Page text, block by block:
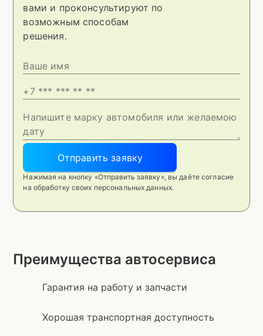
вами и проконсультируют по
возможным способам
решения.
Отправить заявку
Нажимая на кнопку «Отправить заявку», вы даёте согласие
на обработку своих персональных данных.
Преимущества автосервиса
Гарантия на работу и запчасти
Хорошая транспортная доступность